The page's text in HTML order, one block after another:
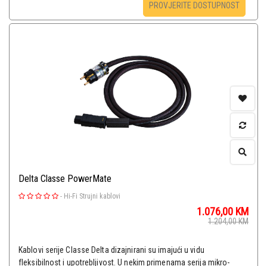
PROVJERITE DOSTUPNOST
Delta Classe PowerMate
- Hi-Fi Strujni kablovi
1.076,00 KM
1.204,00KM
Kablovi serije Classe Delta dizajnirani su imajući u vidu
fleksibilnost i upotrebljivost. U nekim primenama serija mikro-